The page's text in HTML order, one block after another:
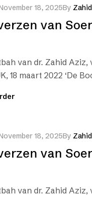
18, 2025By
van
van dr. Zahid Aziz,
18 maart 2022 ‘De
aan hem…
18, 2025By
van
van dr. Zahid Aziz,